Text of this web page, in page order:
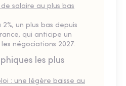
salaire au plus bas
un plus bas depuis
qui anticipe un
négociations 2027.
les plus
: une légère baisse au